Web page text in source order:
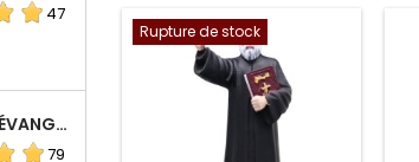
47
CHAPELET D'ÉVANGÉLISATION
79
Rupture de stock